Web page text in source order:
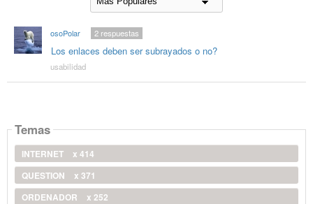
osoPolar
Los enlaces deben ser subrayados o no?
2respuestas
usabilidad
Temas
INTERNET
x 414
QUESTION
x 371
ORDENADOR
x 252